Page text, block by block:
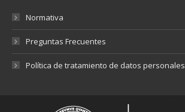
Normativa
Preguntas Frecuentes
Política de tratamiento de datos personales